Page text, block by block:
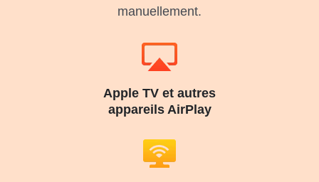
manuellement.
Apple TV et autres
appareils AirPlay